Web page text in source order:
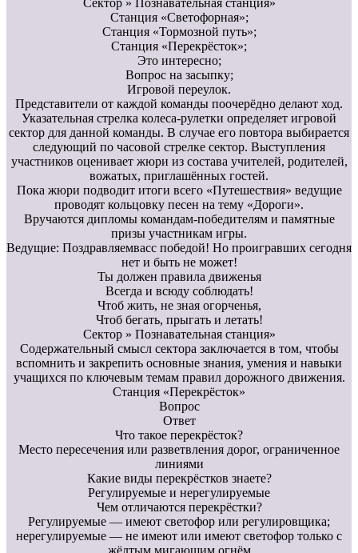
Сектор » Познавательная станция»
Станция «Светофорная»;
Станция «Тормозной путь»;
Станция «Перекрёсток»;
Это интересно;
Вопрос на засыпку;
Игровой переулок.
Представители от каждой команды поочерёдно делают ход.
Указательная стрелка колеса-рулетки определяет игровой
сектор для данной команды. В случае его повтора выбирается
следующий по часовой стрелке сектор. Выступления
участников оценивает жюри из состава учителей, родителей,
вожатых, приглашённых гостей.
Пока жюри подводит итоги всего «Путешествия» ведущие
проводят кольцовку песен на тему «Дороги».
Вручаются дипломы командам-победителям и памятные
призы участникам игры.
Ведущие: Поздравляемвасс победой! Но проигравших сегодня
нет и быть не может!
Ты должен правила движенья
Всегда и всюду соблюдать!
Чтоб жить, не зная огорченья,
Чтоб бегать, прыгать и летать!
Сектор » Познавательная станция»
Содержательный смысл сектора заключается в том, чтобы
вспомнить и закрепить основные знания, умения и навыки
учащихся по ключевым темам правил дорожного движения.
Станция «Перекрёсток»
Вопрос
Ответ
Что такое перекрёсток?
Место пересечения или разветвления дорог, ограниченное
линиями
Какие виды перекрёстков знаете?
Регулируемые и нерегулируемые
Чем отличаются перекрёстки?
Регулируемые — имеют светофор или регулировщика;
нерегулируемые — не имеют или имеют светофор только с
жёлтым мигающим огнём